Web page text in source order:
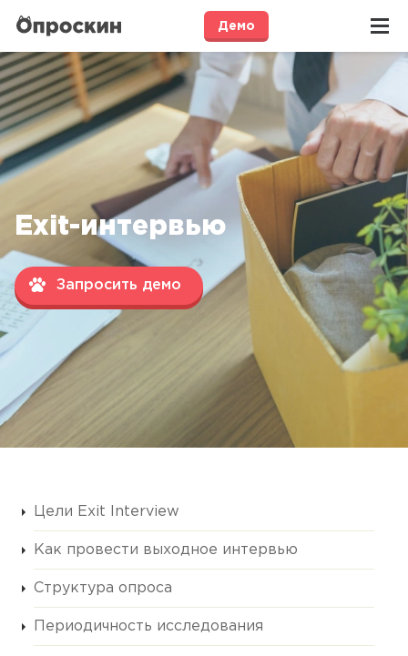
Демо
Exit-интервью
Запросить демо
Цели Exit Interview
Как провести выходное интервью
Структура опроса
Периодичность исследования